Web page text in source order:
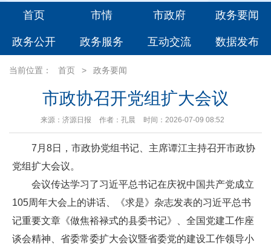
首页 市情 市政府 政务要闻
政务公开 政务服务 互动交流 数据发布
当前位置： 首页 > 政务要闻
市政协召开党组扩大会议
来源：济源日报 作者：孔晨 时间：2026-07-09 08:52
7月8日，市政协党组书记、主席谭江主持召开市政协
党组扩大会议。
会议传达学习了习近平总书记在庆祝中国共产党成立
105周年大会上的讲话、《求是》杂志发表的习近平总书
记重要文章《做焦裕禄式的县委书记》、全国党建工作座
谈会精神、省委常委扩大会议暨省委党的建设工作领导小